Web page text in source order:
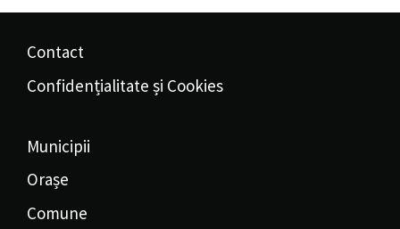
Contact
Confidențialitate și Cookies
Municipii
Orașe
Comune